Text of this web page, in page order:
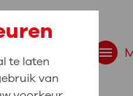
te laten
van